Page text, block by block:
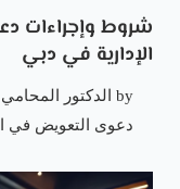
شروط وإجراءات
الإدارية في دبي
by الدكتور
دعوى التعويض في